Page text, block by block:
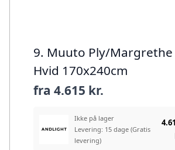
9. Muuto Ply/
Hvid 170x240cm
fra 4.615 kr.
Ikke på lager
Levering: 15 dage (Gratis
levering)